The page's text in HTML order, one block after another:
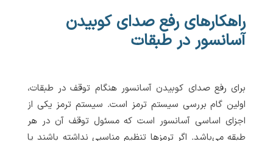
راهکارهای رفع صدای کوبیدن
آسانسور در طبقات
برای رفع صدای کوبیدن آسانسور هنگام توقف در طبقات،
اولین گام بررسی سیستم ترمز است. سیستم ترمز یکی از
اجزای اساسی آسانسور است که مسئول توقف آن در هر
طبقه می‌باشد. اگر ترمزها تنظیم مناسبی نداشته باشند یا